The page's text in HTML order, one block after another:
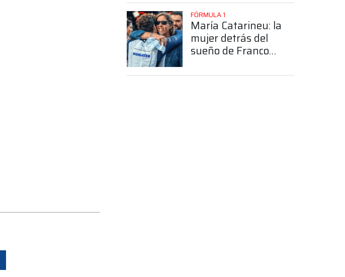
FÓRMULA 1
María Catarineu: la
mujer detrás del
sueño de Franco
Fórmula 1